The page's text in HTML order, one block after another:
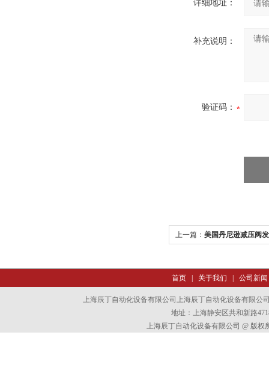
详细地址：
补充说明：
验证码：
上一篇： 美国丹尼逊减压阀
首页| 关于我们 公司新闻
上海辰丁自动化设备有限公司上海辰丁自动化设备有限公
地址：上海静安区共和新路
上海辰丁自动化设备有限公司 @ 版权